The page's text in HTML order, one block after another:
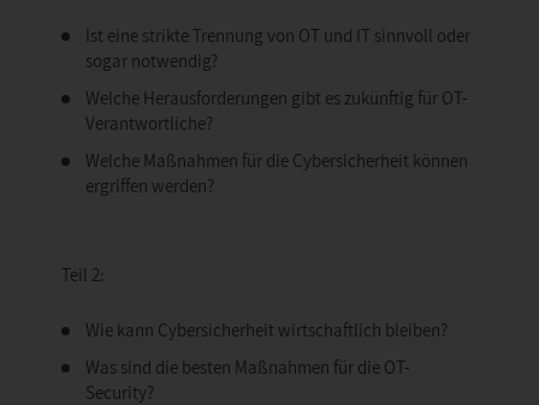
Ist eine strikte Trennung von OT und IT sinnvoll oder
sogar notwendig?
Welche Herausforderungen gibt es zukünftig für OT-
Verantwortliche?
Welche Maßnahmen für die Cybersicherheit können
ergriffen werden?
Teil 2:
Wie kann Cybersicherheit wirtschaftlich bleiben?
Was sind die besten Maßnahmen für die OT-
Security?